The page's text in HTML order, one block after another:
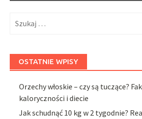
OSTATNIE WPISY
Orzechy włoskie – czy są tuczące?
kaloryczności i diecie
Jak schudnąć 10 kg w 2 tygodnie?